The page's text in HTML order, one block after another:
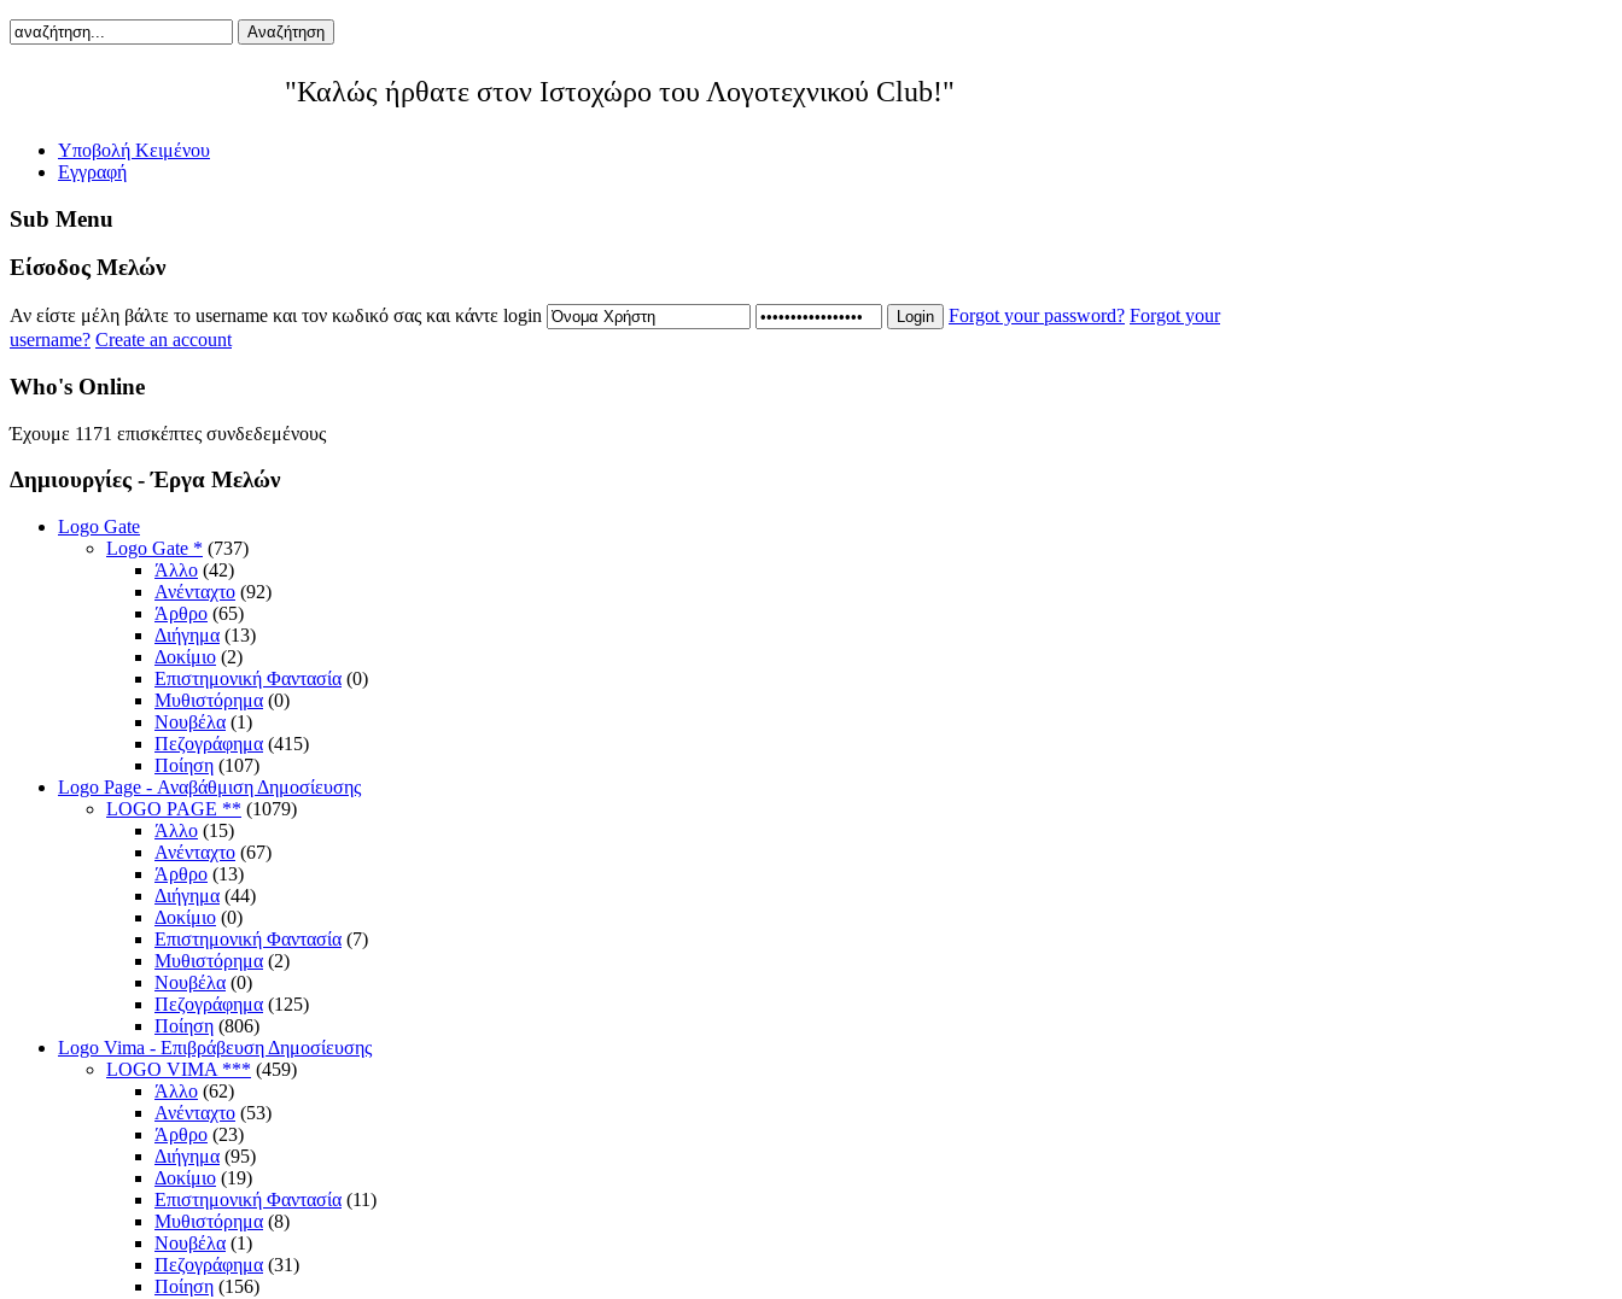
Αναζήτηση
"Καλώς ήρθατε στον Ιστοχώρο του Λογοτεχνικού Club!"
Yποβολή Κειμένου
Εγγραφή
Sub Menu
Eίσοδος Μελών
Αν είστε μέλη βάλτε το username και τον κωδικό σας και κάντε login Login Forgot your password? Forgot your
username? Create an account
Who's Online
Έχουμε 1171 επισκέπτες συνδεδεμένους
Δημιουργίες - Έργα Μελών
Logo Gate
Logo Gate * (737)
Άλλο (42)
Ανένταχτο (92)
Άρθρο (65)
Διήγημα (13)
Δοκίμιο (2)
Επιστημονική Φαντασία (0)
Μυθιστόρημα (0)
Νουβέλα (1)
Πεζογράφημα (415)
Ποίηση (107)
Logo Page - Αναβάθμιση Δημοσίευσης
LOGO PAGE ** (1079)
Άλλο (15)
Ανένταχτο (67)
Άρθρο (13)
Διήγημα (44)
Δοκίμιο (0)
Επιστημονική Φαντασία (7)
Μυθιστόρημα (2)
Νουβέλα (0)
Πεζογράφημα (125)
Ποίηση (806)
Logo Vima - Επιβράβευση Δημοσίευσης
LOGO VIMA *** (459)
Άλλο (62)
Ανένταχτο (53)
Άρθρο (23)
Διήγημα (95)
Δοκίμιο (19)
Επιστημονική Φαντασία (11)
Μυθιστόρημα (8)
Νουβέλα (1)
Πεζογράφημα (31)
Ποίηση (156)